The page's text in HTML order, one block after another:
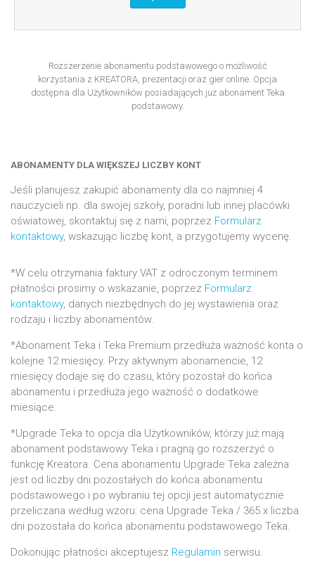
Rozszerzenie abonamentu podstawowego o możliwość
korzystania z KREATORA, prezentacji oraz gier online. Opcja
dostępna dla Użytkowników posiadających już abonament Teka
podstawowy.
ABONAMENTY DLA WIĘKSZEJ LICZBY KONT
Jeśli planujesz zakupić abonamenty dla co najmniej 4
nauczycieli np. dla swojej szkoły, poradni lub innej placówki
oświatowej, skontaktuj się z nami, poprzez Formularz
kontaktowy, wskazując liczbę kont, a przygotujemy wycenę.
*W celu otrzymania faktury VAT z odroczonym terminem
płatności prosimy o wskazanie, poprzez Formularz
kontaktowy, danych niezbędnych do jej wystawienia oraz
rodzaju i liczby abonamentów.
*Abonament Teka i Teka Premium przedłuża ważność konta o
kolejne 12 miesięcy. Przy aktywnym abonamencie, 12
miesięcy dodaje się do czasu, który pozostał do końca
abonamentu i przedłuża jego ważność o dodatkowe
miesiące.
*Upgrade Teka to opcja dla Użytkowników, którzy już mają
abonament podstawowy Teka i pragną go rozszerzyć o
funkcję Kreatora. Cena abonamentu Upgrade Teka zależna
jest od liczby dni pozostałych do końca abonamentu
podstawowego i po wybraniu tej opcji jest automatycznie
przeliczana według wzoru: cena Upgrade Teka / 365 x liczba
dni pozostała do końca abonamentu podstawowego Teka.
Dokonując płatności akceptujesz Regulamin serwisu.